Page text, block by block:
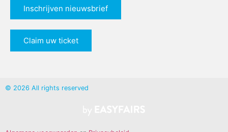
Inschrijven nieuwsbrief
Claim uw ticket
© 2026 All rights reserved